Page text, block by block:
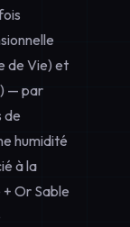
de Vie) et
— par
de
humidité
à la
Or Sable